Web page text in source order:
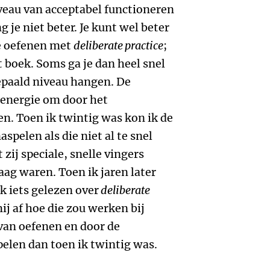
van acceptabel functioneren
je niet beter. Je kunt wel beter
met deliberate practice;
Soms ga je dan heel snel
niveau hangen. De
om door het
Toen ik twintig was kon ik de
als die niet al te snel
zij speciale, snelle vingers
waren. Toen ik jaren later
iets gelezen overdeliberate
af hoe die zou werken bij
oefenen en door de
dan toen ik twintig was.